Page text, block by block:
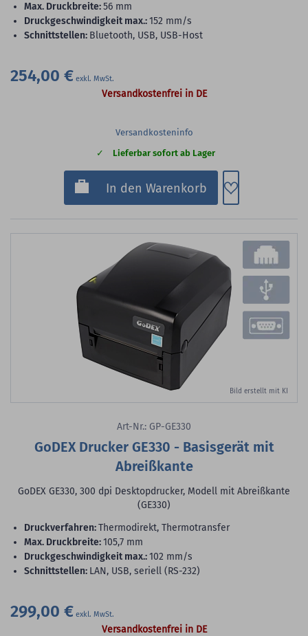
max. Druckbreite:56 mm
Druckgeschwindigkeit max.:152 mm/s
Schnittstellen: Bluetooth, USB, USB-Host
254,00 €
Versandkostenfrei in DE
Versandkosteninfo
Lieferbar sofort ab Lager
In den Warenkorb Zum
Bild erstellt mit KI
Art-Nr.: GP-GE330
GoDEX Drucker GE330 - Basisgerät mit
Abreißkante
GoDEX GE330, 300 dpi Desktopdrucker, Modell mit Abreißkante
(GE330)
Druckverfahren:Thermodirekt, Thermotransfer
max. Druckbreite:105,7 mm
Druckgeschwindigkeit max.:102 mm/s
Schnittstellen: LAN, USB, seriell (RS-232)
299,00 €
Versandkostenfrei in DE